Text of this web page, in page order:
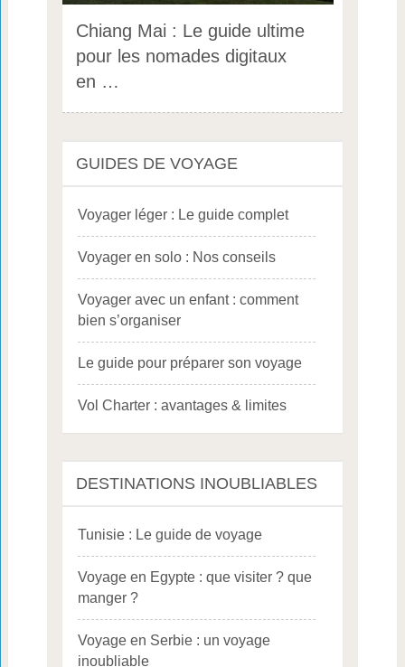
Chiang Mai : Le guide ultime
pour les nomades digitaux
en …
GUIDES DE VOYAGE
Voyager léger : Le guide complet
Voyager en solo : Nos conseils
Voyager avec un enfant : comment
bien s’organiser
Le guide pour préparer son voyage
Vol Charter : avantages & limites
DESTINATIONS INOUBLIABLES
Tunisie : Le guide de voyage
Voyage en Egypte : que visiter ? que
manger ?
Voyage en Serbie : un voyage
inoubliable